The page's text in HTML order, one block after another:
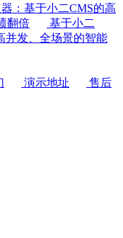
：基于小二CMS的高
翻倍
基于小二
并发、全场景的智能
演示地址
售后